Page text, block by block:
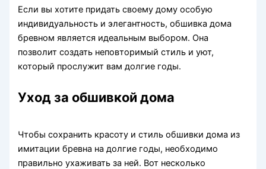
Если вы хотите придать своему дому особую
индивидуальность и элегантность, обшивка дома
бревном является идеальным выбором. Она
позволит создать неповторимый стиль и уют,
который прослужит вам долгие годы.
Уход за обшивкой дома
Чтобы сохранить красоту и стиль обшивки дома из
имитации бревна на долгие годы, необходимо
правильно ухаживать за ней. Вот несколько